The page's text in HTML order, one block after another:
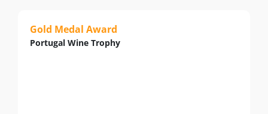
krispiga, fruktintensiva vita viner à la NZ Sauvignon Blanc!
Gold Medal Award - Portugal Wine Trophy
Gold Medal Award
Portugal Wine Trophy